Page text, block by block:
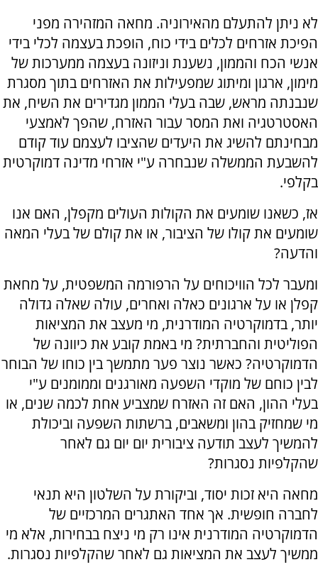
לא ניתן להתעלם מהאירוניה. מחאה המזהירה מפני
הפיכת אזרחים לכלים בידי כוח, הופכת בעצמה לכלי בידי
אנשי הכח והממון, נשענת וניזונה בעצמה ממערכות של
מימון, ארגון ומיתוג שמפעילות את האזרחים בתוך מסגרת
שנבנתה מראש, שבה בעלי הממון מגדירים את השיח, את
האסטרטגיה ואת המסר עבור האזרח, שהפך לאמצעי
מבחינתם להשיג את היעדים שהציבו לעצמם עוד קודם
להשבעת הממשלה שנבחרה ע"י אזרחי מדינה דמוקרטית
בקלפי.
אז, כשאנו שומעים את הקולות העולים מקפלן, האם אנו
שומעים את קולו של הציבור, או את קולם של בעלי המאה
והדעה?
ומעבר לכל הוויכוחים על הרפורמה המשפטית, על מחאת
קפלן או על ארגונים כאלה ואחרים, עולה שאלה גדולה
יותר, בדמוקרטיה המודרנית, מי מעצב את המציאות
הפוליטית והחברתית? מי באמת קובע את כיוונה של
הדמוקרטיה? כאשר נוצר פער מתמשך בין כוחו של הבוחר
לבין כוחם של מוקדי השפעה מאורגנים וממומנים ע"י
בעלי ההון, האם זה האזרח שמצביע אחת לכמה שנים, או
מי שמחזיק בהון ומשאבים, ברשתות השפעה וביכולת
להמשיך לעצב תודעה ציבורית יום יום גם לאחר
שהקלפיות נסגרות?
מחאה היא זכות יסוד, וביקורת על השלטון היא תנאי
לחברה חופשית. אך אחד האתגרים המרכזיים של
הדמוקרטיה המודרנית אינו רק מי ניצח בבחירות, אלא מי
ממשיך לעצב את המציאות גם לאחר שהקלפיות נסגרות.